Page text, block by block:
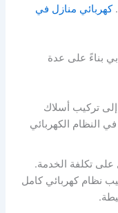
كهربائي منازل في
بناءً على عدة
إلى تركيب أسلاك
النظام الكهربائي
تكلفة الخدمة.
نظام كهربائي كامل